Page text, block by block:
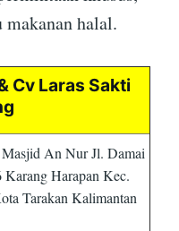
makanan halal.
Cv Laras Sakti
An Nur Jl. Damai
Harapan Kec.
Tarakan Kalimantan